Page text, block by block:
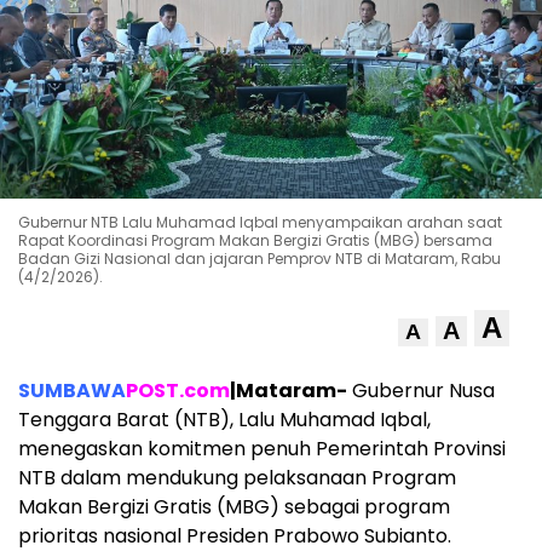
Gubernur NTB Lalu Muhamad Iqbal menyampaikan arahan saat
Rapat Koordinasi Program Makan Bergizi Gratis (MBG) bersama
Badan Gizi Nasional dan jajaran Pemprov NTB di Mataram, Rabu
(4/2/2026).
A A A
SUMBAWAPOST.com|Mataram- Gubernur Nusa
Tenggara Barat (NTB), Lalu Muhamad Iqbal,
menegaskan komitmen penuh Pemerintah Provinsi
NTB dalam mendukung pelaksanaan Program
Makan Bergizi Gratis (MBG) sebagai program
prioritas nasional Presiden Prabowo Subianto.